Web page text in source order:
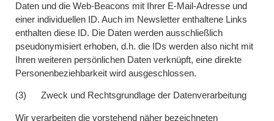
Daten und die Web-Beacons mit Ihrer E-Mail-Adresse und
einer individuellen ID. Auch im Newsletter enthaltene Links
enthalten diese ID. Die Daten werden ausschließlich
pseudonymisiert erhoben, d.h. die IDs werden also nicht mit
Ihren weiteren persönlichen Daten verknüpft, eine direkte
Personenbeziehbarkeit wird ausgeschlossen.
(3) Zweck und Rechtsgrundlage der Datenverarbeitung
Wir verarbeiten die vorstehend näher bezeichneten